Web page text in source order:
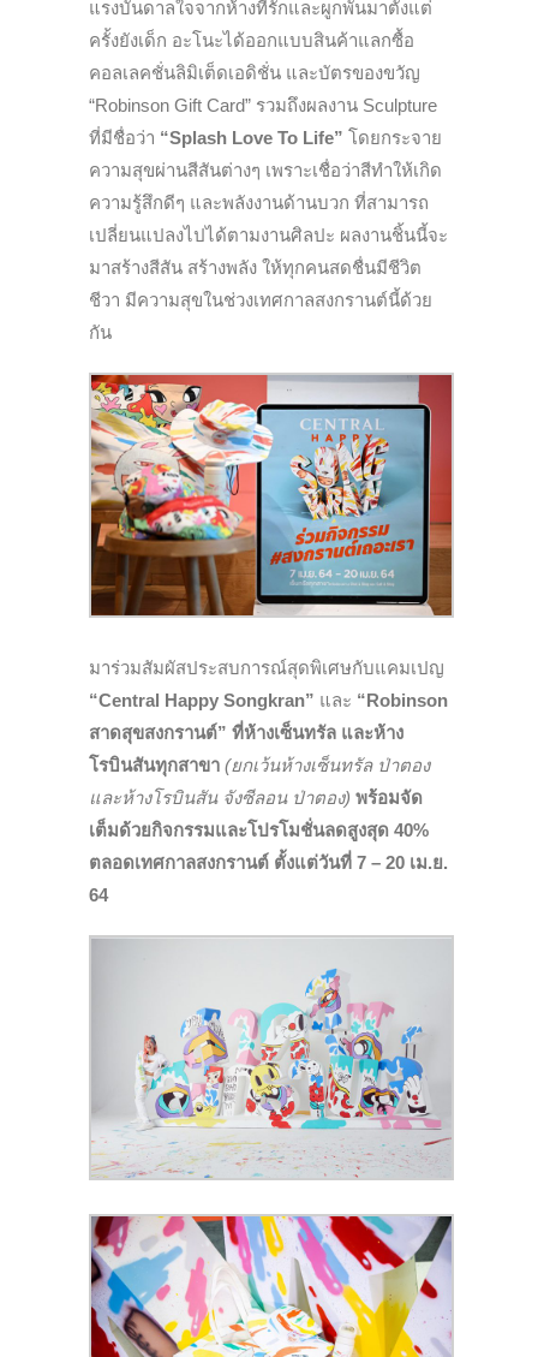
แรงบันดาลใจจากห้างที่รักและผูกพันมาตั้งแต่
ครั้งยังเด็ก อะโนะได้ออกแบบสินค้าแลกซื้อ
คอลเลคชั่นลิมิเต็ดเอดิชั่น และบัตรของขวัญ
“Robinson Gift Card” รวมถึงผลงาน Sculpture
ที่มีชื่อว่า “Splash Love To Life” โดยกระจาย
ความสุขผ่านสีสันต่างๆ เพราะเชื่อว่าสีทำให้เกิด
ความรู้สึกดีๆ และพลังงานด้านบวก ที่สามารถ
เปลี่ยนแปลงไปได้ตามงานศิลปะ ผลงานชิ้นนี้จะ
มาสร้างสีสัน สร้างพลัง ให้ทุกคนสดชื่นมีชีวิต
ชีวา มีความสุขในช่วงเทศกาลสงกรานต์นี้ด้วย
กัน
มาร่วมสัมผัสประสบการณ์สุดพิเศษกับแคมเปญ
“Central Happy Songkran” และ “Robinson
สาดสุขสงกรานต์” ที่ห้างเซ็นทรัล และห้าง
โรบินสันทุกสาขา (ยกเว้นห้างเซ็นทรัล ป่าตอง
และห้างโรบินสัน จังซีลอน ป่าตอง) พร้อมจัด
เต็มด้วยกิจกรรมและโปรโมชั่นลดสูงสุด 40%
ตลอดเทศกาลสงกรานต์ ตั้งแต่วันที่ 7 – 20 เม.ย.
64